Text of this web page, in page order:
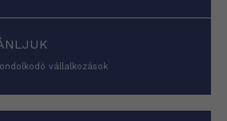
vállalkozások